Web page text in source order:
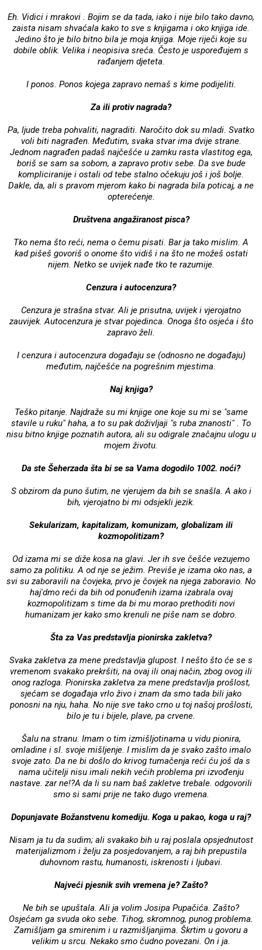
Eh. Vidici i mrakovi . Bojim se da tada, iako i nije bilo tako davno,
zaista nisam shvaćala kako to sve s knjigama i oko knjiga ide.
Jedino što je bilo bitno bila je moja knjiga. Moje riječi koje su
dobile oblik. Velika i neopisiva sreća. Često je uspoređujem s
rađanjem djeteta.
I ponos. Ponos kojega zapravo nemaš s kime podijeliti.
Za ili protiv nagrada?
Pa, ljude treba pohvaliti, nagraditi. Naročito dok su mladi. Svatko
voli biti nagrađen. Međutim, svaka stvar ima dvije strane.
Jednom nagrađen padaš najčešće u zamku rasta vlastitog ega,
boriš se sam sa sobom, a zapravo protiv sebe. Da sve bude
kompliciranije i ostali od tebe stalno očekuju još i još bolje.
Dakle, da, ali s pravom mjerom kako bi nagrada bila poticaj, a ne
opterećenje.
Društvena angažiranost pisca?
Tko nema što reći, nema o čemu pisati. Bar ja tako mislim. A
kad pišeš govoriš o onome što vidiš i na što ne možeš ostati
nijem. Netko se uvijek nađe tko te razumije.
Cenzura i autocenzura?
Cenzura je strašna stvar. Ali je prisutna, uvijek i vjerojatno
zauvijek. Autocenzura je stvar pojedinca. Onoga što osjeća i što
zapravo želi.
I cenzura i autocenzura događaju se (odnosno ne događaju)
međutim, najčešće na pogrešnim mjestima.
Naj knjiga?
Teško pitanje. Najdraže su mi knjige one koje su mi se "same
stavile u ruku" haha, a to su pak doživljaji "s ruba znanosti" . To
nisu bitno knjige poznatih autora, ali su odigrale značajnu ulogu u
mojem životu.
Da ste Šeherzada šta bi se sa Vama dogodilo 1002. noći?
S obzirom da puno šutim, ne vjerujem da bih se snašla. A ako i
bih, vjerojatno bi mi odsjekli jezik.
Sekularizam, kapitalizam, komunizam, globalizam ili
kozmopolitizam?
Od izama mi se diže kosa na glavi. Jer ih sve češće vezujemo
samo za politiku. A od nje se ježim. Previše je izama oko nas, a
svi su zaboravili na čovjeka, prvo je čovjek na njega zaboravio. No
haj'dmo reći da bih od ponuđenih izama izabrala ovaj
kozmopolitizam s time da bi mu morao prethoditi novi
humanizam jer kako smo krenuli ne piše nam se dobro.
Šta za Vas predstavlja pionirska zakletva?
Svaka zakletva za mene predstavlja glupost. I nešto što će se s
vremenom svakako prekršiti, na ovaj ili onaj način, zbog ovog ili
onog razloga. Pionirska zakletva za mene predstavlja prošlost,
sjećam se događaja vrlo živo i znam da smo tada bili jako
ponosni na nju, haha. No nije sve tako crno u toj našoj prošlosti,
bilo je tu i bijele, plave, pa crvene.
Šalu na stranu. Imam o tim izmišljotinama u vidu pionira,
omladine i sl. svoje mišljenje. I mislim da je svako zašto imalo
svoje zato. Da ne bi došlo do krivog tumačenja reći ću još da s
nama učitelji nisu imali nekih većih problema pri izvođenju
nastave. zar ne!?A da li su nam baš zakletve trebale. odgovorili
smo si sami prije ne tako dugo vremena.
Dopunjavate Božanstvenu komediju. Koga u pakao, koga u raj?
Nisam ja tu da sudim; ali svakako bih u raj poslala opsjednutost
materijalizmom i želju za posjedovanjem, a raj bih prepustila
duhovnom rastu, humanosti, iskrenosti i ljubavi.
Najveći pjesnik svih vremena je? Zašto?
Ne bih se upuštala. Ali ja volim Josipa Pupačića. Zašto?
Osjećam ga svuda oko sebe. Tihog, skromnog, punog problema.
Zamišljam ga smirenim i u razmišljanjima. Škrtim u govoru a
velikim u srcu. Nekako smo čudno povezani. On i ja.